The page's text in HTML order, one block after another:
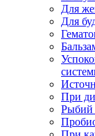
Для
Для
При
Рыбий